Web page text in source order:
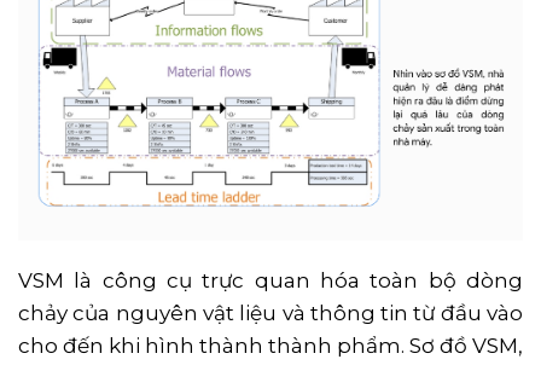
VSM là công cụ trực quan hóa toàn bộ dòng
chảy của nguyên vật liệu và thông tin từ đầu vào
cho đến khi hình thành thành phẩm. Sơ đồ VSM,